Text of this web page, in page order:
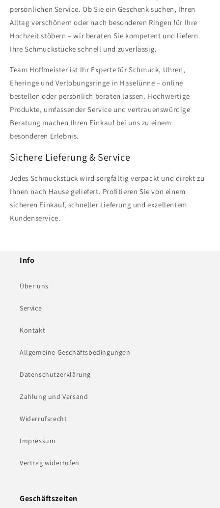
persönlichen Service. Ob Sie ein Geschenk suchen, Ihren
Alltag verschönern oder nach besonderen Ringen für Ihre
Hochzeit stöbern – wir beraten Sie kompetent und liefern
Ihre Schmuckstücke schnell und zuverlässig.
Team Hoffmeister ist Ihr Experte für Schmuck, Uhren,
Eheringe und Verlobungsringe in Haselünne – online
bestellen oder persönlich beraten lassen. Hochwertige
Produkte, umfassender Service und vertrauenswürdige
Beratung machen Ihren Einkauf bei uns zu einem
besonderen Erlebnis.
Sichere Lieferung & Service
Jedes Schmuckstück wird sorgfältig verpackt und direkt zu
Ihnen nach Hause geliefert. Profitieren Sie von einem
sicheren Einkauf, schneller Lieferung und exzellentem
Kundenservice.
Info
Über uns
Service
Kontakt
Allgemeine Geschäftsbedingungen
Datenschutzerklärung
Zahlung und Versand
Widerrufsrecht
Impressum
Vertrag widerrufen
Geschäftszeiten